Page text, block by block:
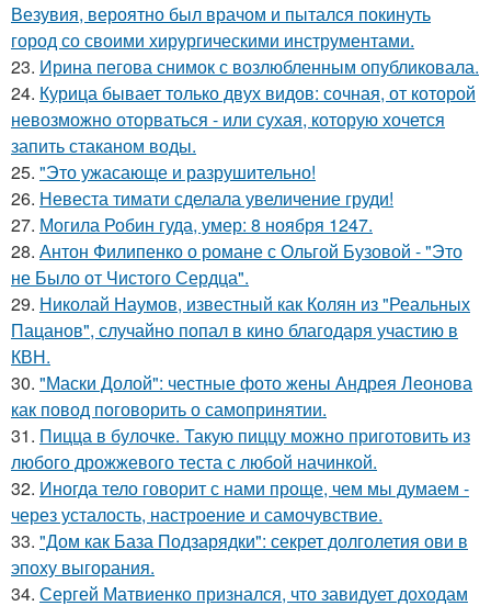
Везувия, вероятно был врачом и пытался покинуть
город со своими хирургическими инструментами.
23. Ирина пегова снимок с возлюбленным опубликовала.
24. Курица бывает только двух видов: сочная, от которой
невозможно оторваться - или сухая, которую хочется
запить стаканом воды.
25. "Это ужасающе и разрушительно!
26. Невеста тимати сделала увеличение груди!
27. Могила Робин гуда, умер: 8 ноября 1247.
28. Антон Филипенко о романе с Ольгой Бузовой - "Это
не Было от Чистого Сердца".
29. Николай Наумов, известный как Колян из "Реальных
Пацанов", случайно попал в кино благодаря участию в
КВН.
30. "Маски Долой": честные фото жены Андрея Леонова
как повод поговорить о самопринятии.
31. Пицца в булочке. Такую пиццу можно приготовить из
любого дрожжевого теста с любой начинкой.
32. Иногда тело говорит с нами проще, чем мы думаем -
через усталость, настроение и самочувствие.
33. "Дом как База Подзарядки": секрет долголетия ови в
эпоху выгорания.
34. Сергей Матвиенко признался, что завидует доходам